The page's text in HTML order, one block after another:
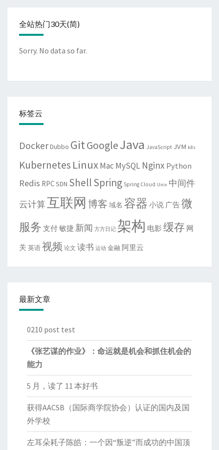
全站热门30天(简)
Sorry. No data so far.
标签云
DockerDubbo GitGoogleJava JavaScript JVM k8s
Kubernetes LinuxMac MySQL Nginx Python
Redis RPCSDN ShellSpring Spring Cloud Unix 中间件
云计算互联网 博客 域名 容器 小说 广告微
服务 支付敏捷 新闻 方方日记 架构 电影 缓存 网
关 英语视频 论文 读书 运动 金融 阿里云
最新文章
0210 post test
《张艺谋的作业》：命运就是机会和抓住机会的
能力
5 月，读了 11 本好书
获得AACSB（国际商学院协会）认证的国内及国
外学校
左耳朵耗子陈皓：一个因“叛逆”而成功的中国顶